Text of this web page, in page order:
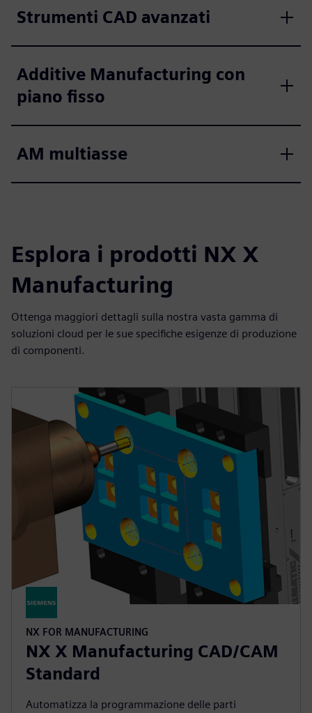
Strumenti CAD avanzati
Additive Manufacturing con
piano fisso
AM multiasse
Esplora i prodotti NX X
Manufacturing
Ottenga maggiori dettagli sulla nostra vasta gamma di
soluzioni cloud per le sue specifiche esigenze di produzione
di componenti.
NX FOR MANUFACTURING
NX X Manufacturing CAD/CAM
Standard
Automatizza la programmazione delle parti